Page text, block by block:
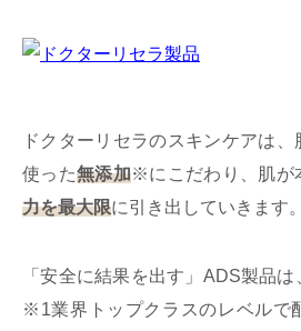
ドクターリセラのスキンケアは
使った無添加※にこだわり、肌が
力を最大限に引き出していきます。
「安全に結果を出す」ADS製品
※1業界トップクラスのレベルで